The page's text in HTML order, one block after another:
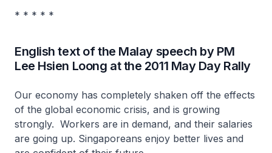
* * * * *
English text of the Malay speech by PM
Lee Hsien Loong at the 2011 May Day Rally
Our economy has completely shaken off the effects
of the global economic crisis, and is growing
strongly. Workers are in demand, and their salaries
are going up. Singaporeans enjoy better lives and